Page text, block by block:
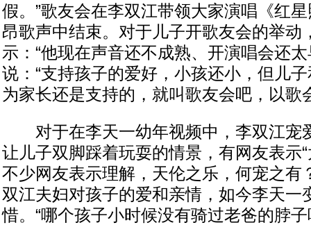
假。”歌友会在李双江带领大家演唱《红
昂歌声中结束。对于儿子开歌友会的举动
示：“他现在声音还不成熟、开演唱会还
说：“支持孩子的爱好，小孩还小，但儿
为家长还是支持的，就叫歌友会吧，以歌
对于在李天一幼年视频中，李双江宠
让儿子双脚踩着玩耍的情景，有网友表示
不少网友表示理解，天伦之乐，何宠之有
双江夫妇对孩子的爱和亲情，如今李天一
惜。“哪个孩子小时候没有骑过老爸的脖